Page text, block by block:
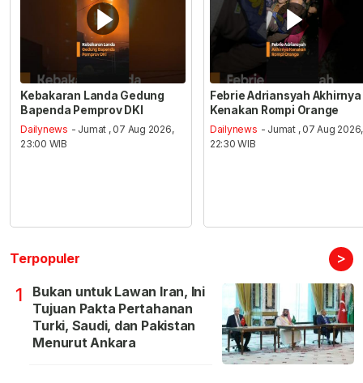
Kebakaran Landa Gedung
Bapenda Pemprov DKI
Dailynews - Jumat , 07 Aug 2026,
23:00 WIB
Febrie Adriansyah Akhirnya
Kenakan Rompi Orange
Dailynews - Jumat , 07 Aug 2026,
22:30 WIB
Terpopuler >
1
Bukan untuk Lawan Iran, Ini
Tujuan Pakta Pertahanan
Turki, Saudi, dan Pakistan
Menurut Ankara